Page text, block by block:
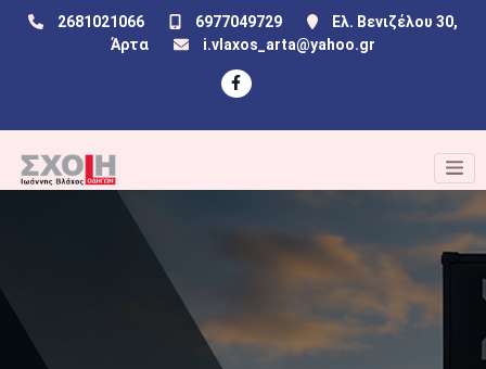
2681021066 6977049729
Ελ. Βενιζέλου 30,
Άρτα
i.vlaxos_arta@yahoo.gr